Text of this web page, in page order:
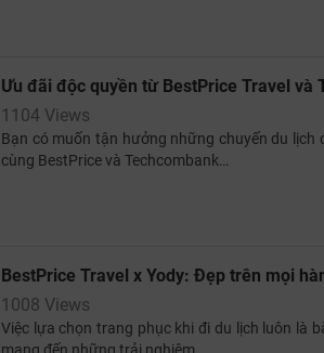
Ưu đãi độc quyền từ BestPrice Travel và
1104 Views
Bạn có muốn tận hưởng những chuyến du
cùng BestPrice và Techcombank…
BestPrice Travel x Yody: Đẹp trên mọi
1008 Views
Việc lựa chọn trang phục khi đi du lịch luôn là